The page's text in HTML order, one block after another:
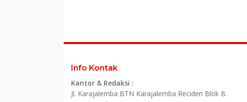
Info Kontak
Kantor & Redaksi :
Jl. Karajalemba BTN Karajalemba Reciden Blok B.